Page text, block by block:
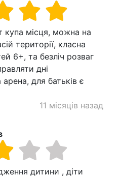
купа місця, можна на
території, класна
6+, та безліч розваг
дні
для батьків є
11 місяців назад
дитини , діти